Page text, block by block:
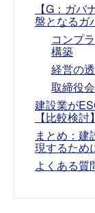
【G：ガ
盤となるガ
コンプ
構築
経営の
取締役
建設業が
【比較検討】
まとめ：建
現するため
よくある質